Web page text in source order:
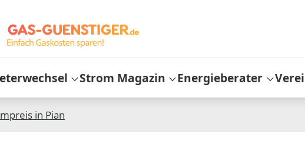
Strom Magazin Energieberater
in Pian